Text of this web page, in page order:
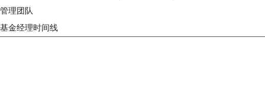
管理团队
基金经理时间线